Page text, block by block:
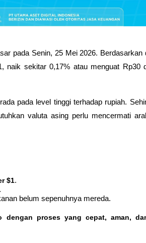
pada Senin, 25 Mei 2026. Berdasarkan
naik sekitar 0,17% atau menguat Rp30
pada level tinggi terhadap rupiah.
valuta asing perlu mencermati
$1.
belum sepenuhnya mereda.
dengan proses yang cepat, aman,